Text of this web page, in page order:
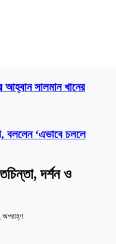
আহ্বান সালমান খানের
‘এভাবে চললে
দর্শন ও
অপরাহ্ণ